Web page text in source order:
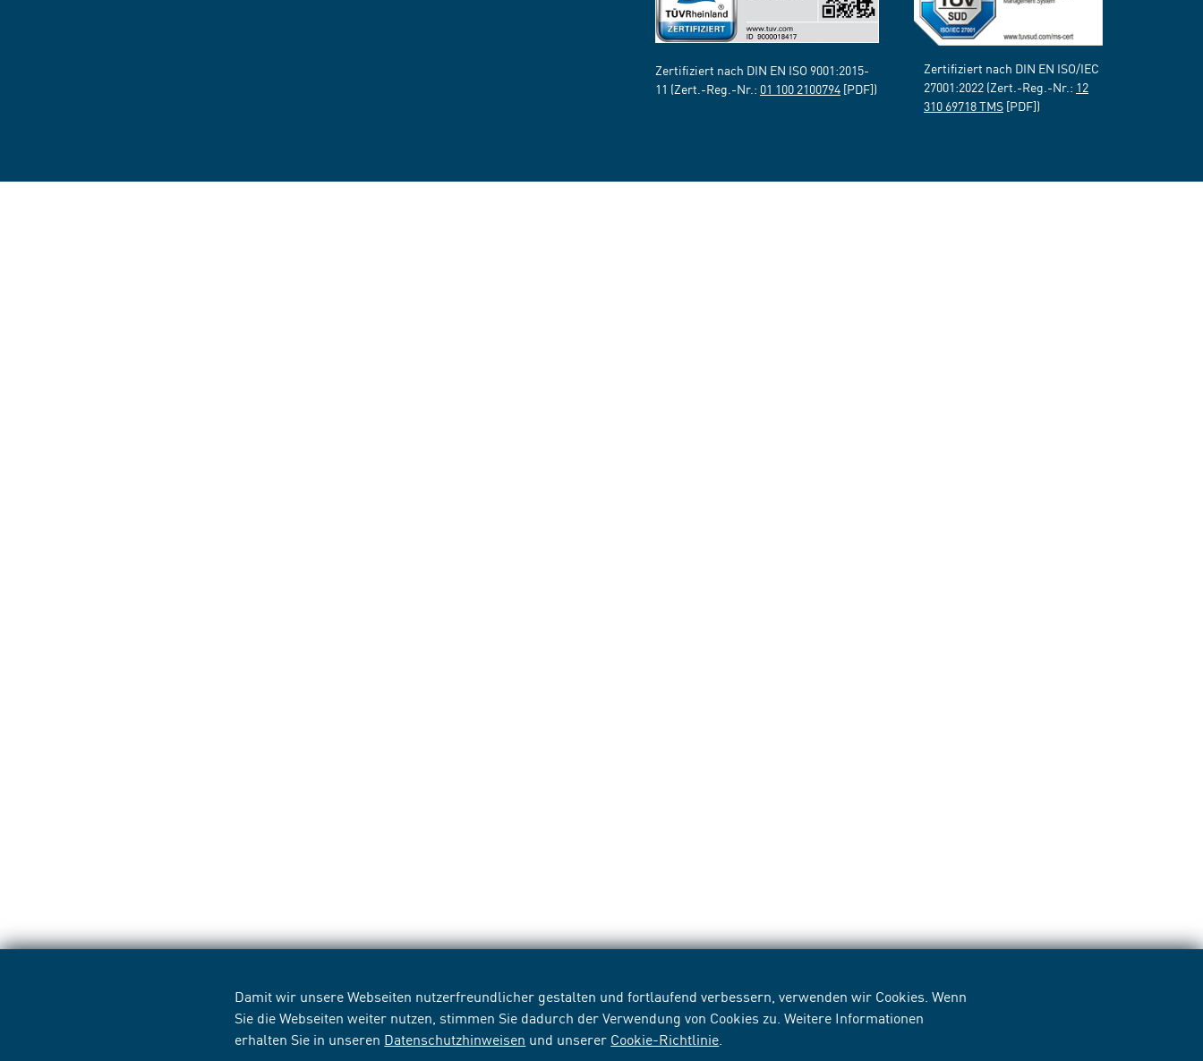
Damit wir unsere Webseiten nutzerfreundlicher gestalten und fortlaufend verbessern, verwenden wir Cookies. Wenn
Sie die Webseiten weiter nutzen, stimmen Sie dadurch der Verwendung von Cookies zu. Weitere Informationen
erhalten Sie in unseren Datenschutzhinweisen und unserer Cookie-Richtlinie
Zertifiziert nach DIN EN ISO 9001:2015-
11 (Zert.-Reg.-Nr.: 01 100 2100794 [PDF])
Zertifiziert nach DIN EN ISO/IEC
27001:2022 (Zert.-Reg.-Nr.: 12
310 69718 TMS [PDF])